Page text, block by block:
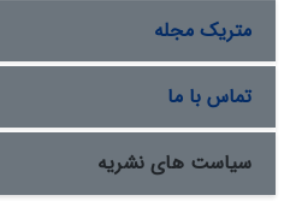
متریک مجله
تماس با ما
سیاست های نشریه